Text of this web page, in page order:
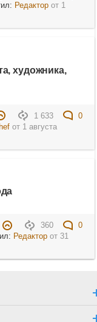
Редакторот 1
художника,
1 633
0
от 1 августа
360
0
Редакторот 31